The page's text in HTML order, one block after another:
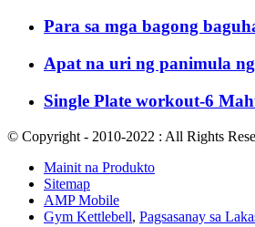
Para sa mga bagong
Apat na uri ng panimula
Single Plate workout-6
© Copyright - 2010-2022 : All Rights
Mainit na Produkto
Sitemap
AMP Mobile
Gym Kettlebell, Pagsasanay sa